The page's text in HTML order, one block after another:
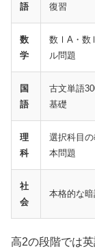
語
復習
数
学
数ⅠA・数
ル問題
国
語
古文単語
基礎
理
科
選択科目
本問題
社
会
本格的な
高2の段階では